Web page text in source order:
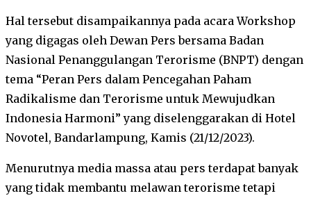
Hal tersebut disampaikannya pada acara Workshop
yang digagas oleh Dewan Pers bersama Badan
Nasional Penanggulangan Terorisme (BNPT) dengan
tema “Peran Pers dalam Pencegahan Paham
Radikalisme dan Terorisme untuk Mewujudkan
Indonesia Harmoni” yang diselenggarakan di Hotel
Novotel, Bandarlampung, Kamis (21/12/2023).
Menurutnya media massa atau pers terdapat banyak
yang tidak membantu melawan terorisme tetapi